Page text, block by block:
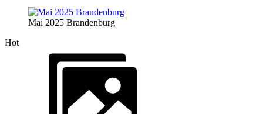
Mai 2025 Brandenburg
Hot